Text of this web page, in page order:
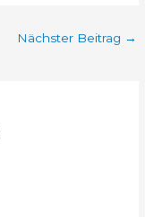
Nächster Beitrag →